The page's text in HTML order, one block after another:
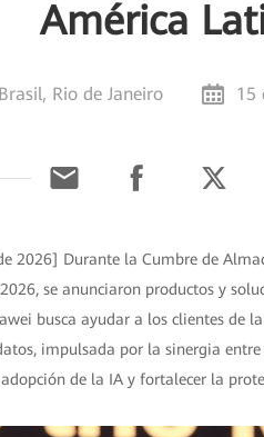
América
Brasil, Rio de Janeiro 15
2026] Durante la Cumbre de
se anunciaron productos y
busca ayudar a los clientes de
impulsada por la sinergia
de la IA y fortalecer la